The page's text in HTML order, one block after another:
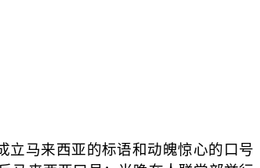
马来西亚的标语和动魄惊心的口号